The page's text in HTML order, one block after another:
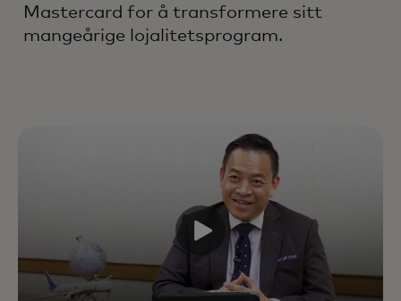
levetidsverdi ved å forbedre hver
interaksjon gjennom hele
livssyklusen – støttet av
bransjeledende eksperter, data og
teknologi.
Mastercard for å transformere sitt
mangeårige lojalitetsprogram.